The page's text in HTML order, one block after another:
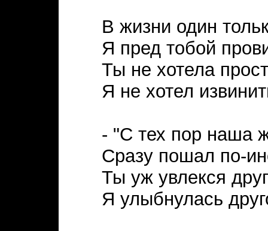
В жизни один
Я пред тобой
Ты не хотела
Я не хотел
- "С тех пор наша
Сразу пошал по-
Ты уж увлекся
Я улыбнулась